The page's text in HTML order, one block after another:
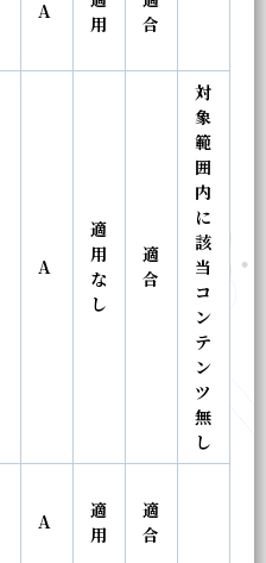
A
用
合
A
適
用
な
し
適
合
対
象
範
囲
内
に
該
当
コ
ン
テ
ン
ツ
無
し
A
適
用
適
合